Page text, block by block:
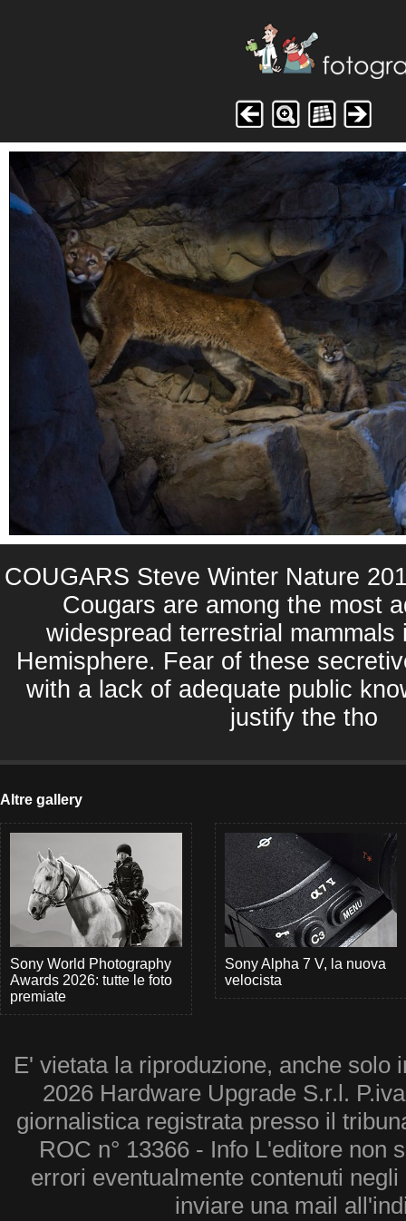
COUGARS Steve Winter Nature
Cougars are among the most
widespread terrestrial mammals
Hemisphere. Fear of these
with a lack of adequate public
justify the tho
Altre gallery
Sony World Photography
Awards 2026: tutte le foto
premiate
Sony Alpha 7 V, la nuova
velocista
E' vietata la riproduzione, anche solo
2026 Hardware Upgrade S.r.l.
giornalistica registrata presso il
ROC n° 13366 - Info L'editore non
errori eventualmente contenuti
inviare una mail